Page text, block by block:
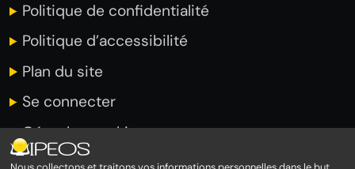
Politique de confidentialité
Politique d’accessibilité
Plan du site
Se connecter
Gérer les cookies